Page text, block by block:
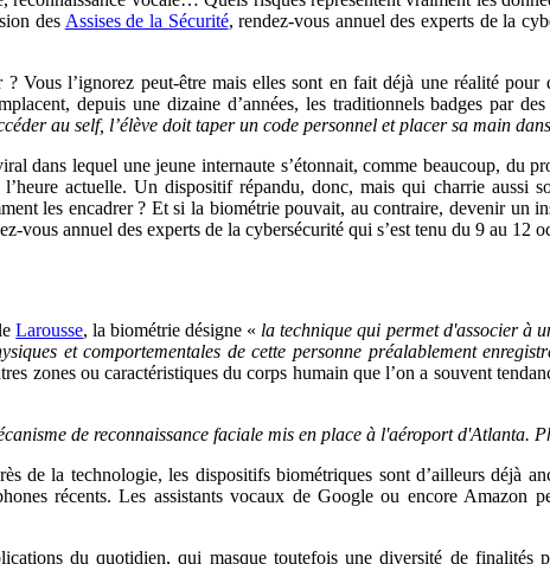
des Assises de la Sécurité, rendez-vous annuel des experts de la
Vous l’ignorez peut-être mais elles sont en fait déjà une réalité
depuis une dizaine d’années, les traditionnels badges par
au self, l’élève doit taper un code personnel et placer sa main
dans lequel une jeune internaute s’étonnait, comme beaucoup, du
l’heure actuelle. Un dispositif répandu, donc, mais qui charrie
les encadrer ? Et si la biométrie pouvait, au contraire, devenir un
vous annuel des experts de la cybersécurité qui s’est tenu du 9 au 12
Larousse, la biométrie désigne « la technique qui permet d'associer à
et comportementales de cette personne préalablement
zones ou caractéristiques du corps humain que l’on a souvent
de reconnaissance faciale mis en place à l'aéroport d'Atlanta.
de la technologie, les dispositifs biométriques sont d’ailleurs déjà
récents. Les assistants vocaux de Google ou encore Amazon
du quotidien, qui masque toutefois une diversité de finalités